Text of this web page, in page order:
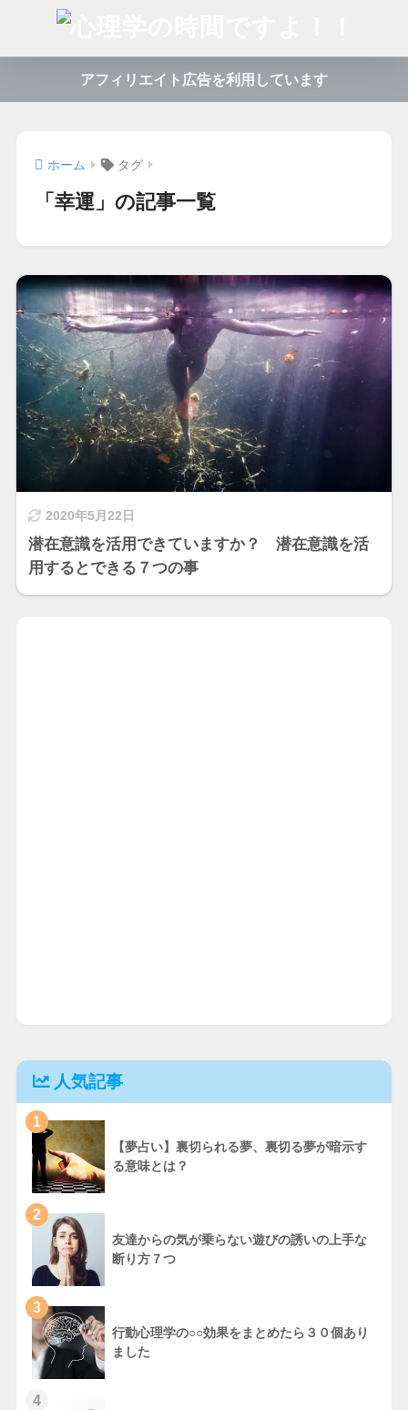
アフィリエイト広告を利用しています
ホーム タグ
「幸運」の記事一覧
2020年5月22日
潜在意識を活用できていますか？ 潜在意識を活
用するとできる７つの事
人気記事
1
【夢占い】裏切られる夢、裏切る夢が暗示す
る意味とは？
2
友達からの気が乗らない遊びの誘いの上手な
断り方７つ
3
行動心理学の○○効果をまとめたら３０個あり
ました
4